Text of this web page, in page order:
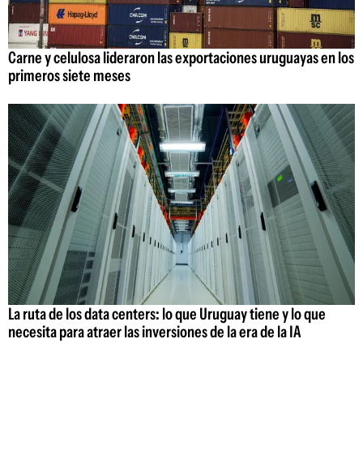
Carne y celulosa lideraron las exportaciones uruguayas en los
primeros siete meses
La ruta de los data centers: lo que Uruguay tiene y lo que
necesita para atraer las inversiones de la era de la IA